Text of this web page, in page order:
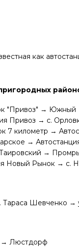
как
"Привоз" → Южный
Привоз → с.
7 километр →
→
→
Новый Рынок → с.
Шевченко →
→ Люстдорф